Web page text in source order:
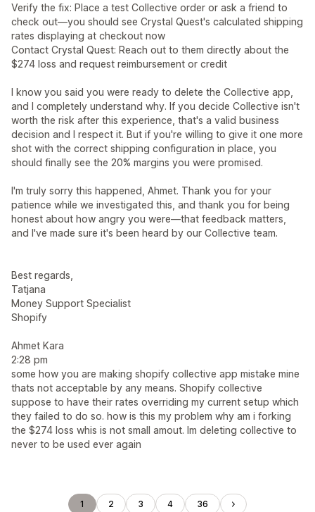
Verify the fix: Place a test Collective order or ask a friend to
check out—you should see Crystal Quest's calculated shipping
rates displaying at checkout now
Contact Crystal Quest: Reach out to them directly about the
$274 loss and request reimbursement or credit
I know you said you were ready to delete the Collective app,
and I completely understand why. If you decide Collective isn't
worth the risk after this experience, that's a valid business
decision and I respect it. But if you're willing to give it one more
shot with the correct shipping configuration in place, you
should finally see the 20% margins you were promised.
I'm truly sorry this happened, Ahmet. Thank you for your
patience while we investigated this, and thank you for being
honest about how angry you were—that feedback matters,
and I've made sure it's been heard by our Collective team.
Best regards,
Tatjana
Money Support Specialist
Shopify
Ahmet Kara
2:28 pm
some how you are making shopify collective app mistake mine
thats not acceptable by any means. Shopify collective
suppose to have their rates overriding my current setup which
they failed to do so. how is this my problem why am i forking
the $274 loss whis is not small amout. Im deleting collective to
never to be used ever again
1 2 3 4 36